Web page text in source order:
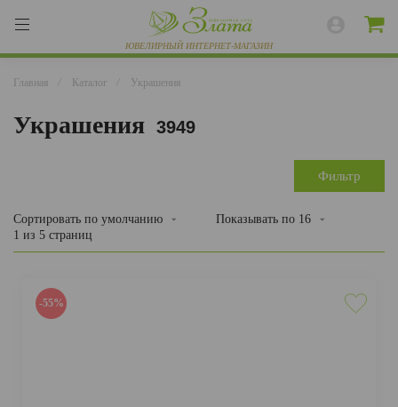
ВЕСЬ КАТАЛОГ
БРАСЛЕТЫ
ЦЕПИ
Главная Каталог Украшения
Украшения 3949
Фильтр
Сортировать по умолчанию Показывать по 16
1 из 5 страниц
-55%